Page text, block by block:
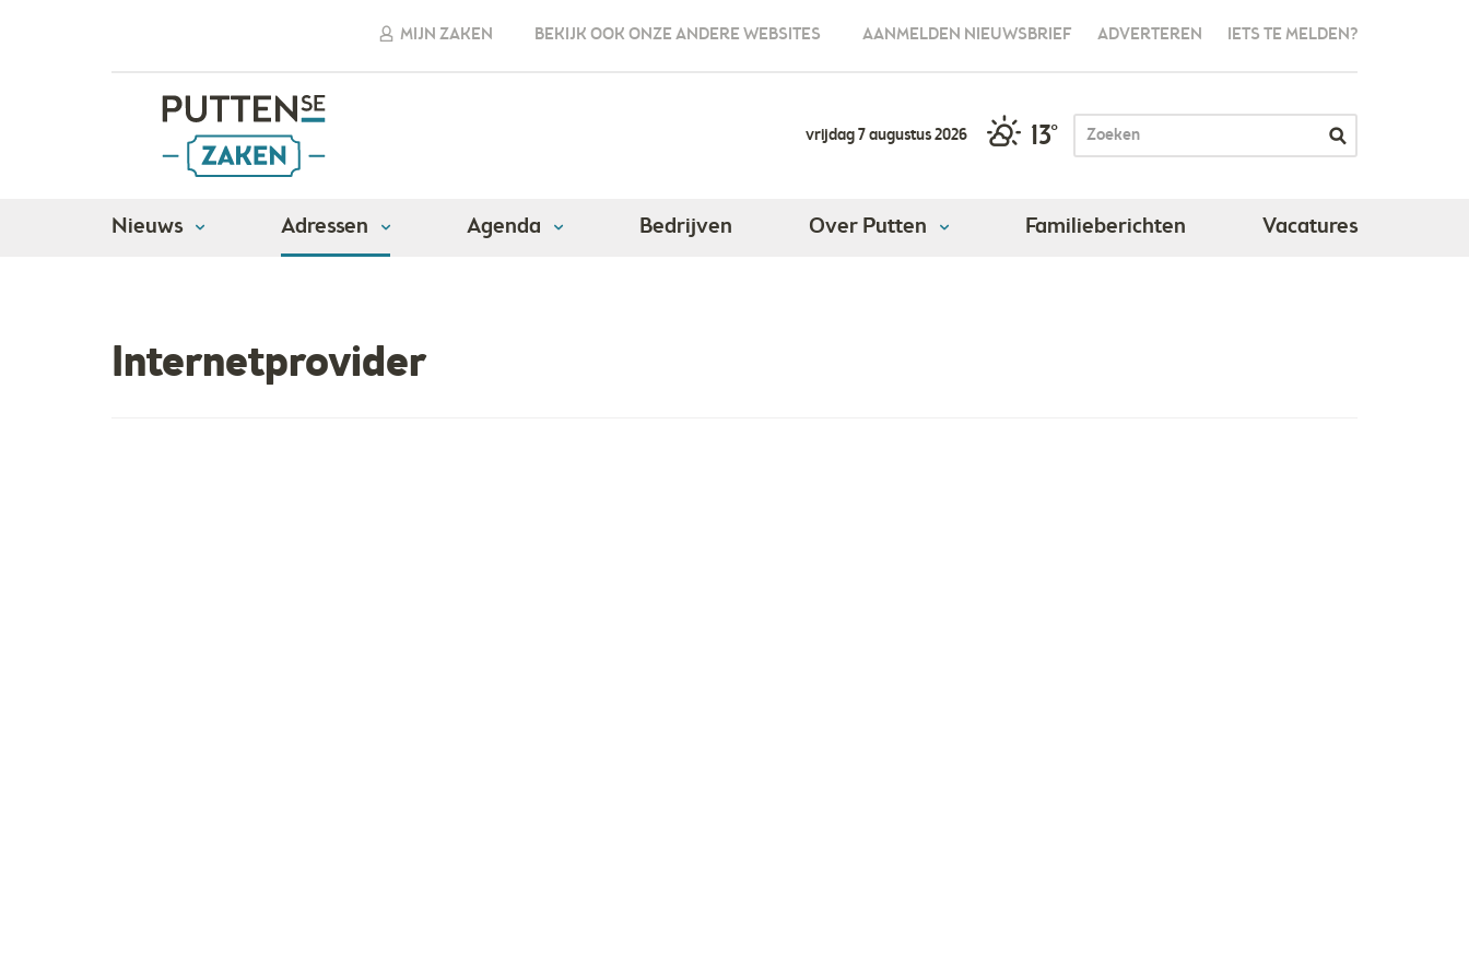
MIJN ZAKEN BEKIJK OOK ONZE ANDERE WEBSITES AANMELDEN NIEUWSBRIEF ADVERTEREN IETS TE MELDEN?
vrijdag 7 augustus 2026 13°
Nieuws Adressen Agenda Bedrijven Over Putten Familieberichten Vacatures
Internetprovider